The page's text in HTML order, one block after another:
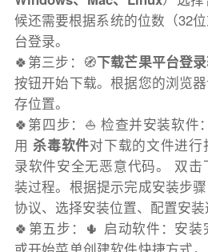
候还需要根据系统的位数（32
台登录。
🍀第三步：🧭下载芒果平台登
按钮开始下载。根据您的浏览
存位置。
🍀第四步：⛵️ 检查并安装软件
用杀毒软件对下载的文件进
录软件安全无恶意代码。 双
装过程。根据提示完成安装步
协议、选择安装位置、配置安装
🍀第五步：🌵 启动软件：安